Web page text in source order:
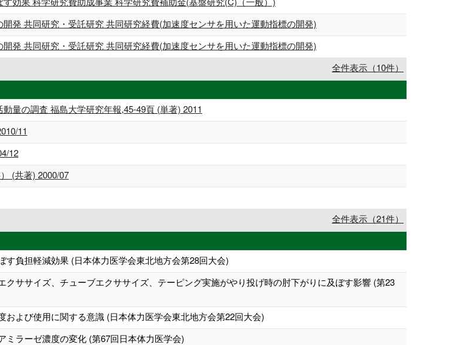
発 共同研究・受託研究 共同研究経費(加速度センサを用いた運動指標の開発)
発 共同研究・受託研究 共同研究経費(加速度センサを用いた運動指標の開発)
全件表示（10件）
量の調査 福島大学研究年報,45-49頁 (単著) 2011
11
12
(共著) 2000/07
全件表示（21件）
負担軽減効果 (日本体力医学会東北地方会第28回大会)
ササイズ、チューブエクササイズ、テーピング実施がやり投げ時の肘下がりに及ぼす影響 (第23
よび使用に関する意識 (日本体力医学会東北地方会第22回大会)
ラーゼ濃度の変化 (第67回日本体力医学会)